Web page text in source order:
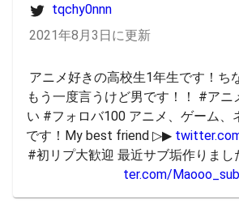
tqchy0nnn
2021年8月3日に更新
アニメ好きの高校生1年生です！ち
もう一度言うけど男です！！ #アニ
い #フォロバ100 アニメ、ゲーム、
です！My best friend ▷▶︎
#初リプ大歓迎 最近サブ垢作りま
ter.com/Maooo_sub